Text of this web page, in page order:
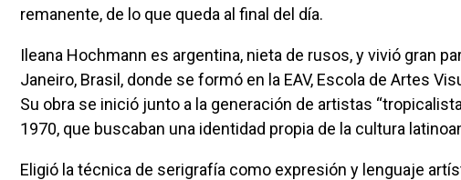
remanente, de lo que queda al final del día.
Ileana Hochmann es argentina, nieta de rusos, y vivió gran parte de su vida en Rio de
Janeiro, Brasil, donde se formó en la EAV, Escola de Artes
Su obra se inició junto a la generación de artistas
1970, que buscaban una identidad propia de la cultura
Eligió la técnica de serigrafía como expresión y lenguaje artístico, creando nuevas